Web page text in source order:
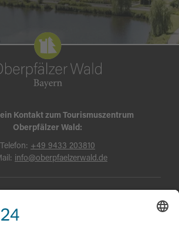
Kontakt zum Tourismuszentrum
Oberpfälzer Wald:
Telefon: +49 9433 203810
info@oberpfaelzerwald.de
und Reisebedingungen